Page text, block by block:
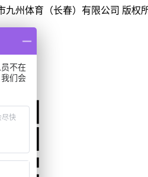
九州体育（长春）有限公司 版权
不在
们会